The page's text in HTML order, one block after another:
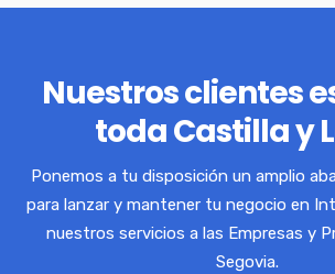
Nuestros clientes
toda Castilla y
Ponemos a tu disposición un amplio
para lanzar y mantener tu negocio en
nuestros servicios a las Empresas y
Segovia.